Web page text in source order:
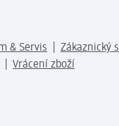
& Servis
Zákaznický
Vrácení zboží